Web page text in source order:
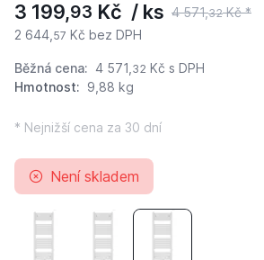
3 199,93 Kč / ks 4 571,32Kč *
2 644, 57 Kč bez DPH
Běžná cena: 4 571, 32 Kč s DPH
Hmotnost: 9,88 kg
* Nejnižší cena za 30 dní
Není skladem